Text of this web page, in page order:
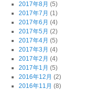
2017年8月 (5)
2017年7月 (1)
2017年6月 (4)
2017年5月 (2)
2017年4月 (5)
2017年3月 (4)
2017年2月 (4)
2017年1月 (5)
2016年12月 (2)
2016年11月 (8)